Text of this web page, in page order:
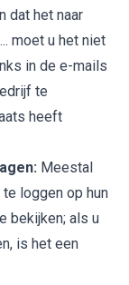
dat het naar
moet u het niet
in de e-mails
te
heeft
Meestal
loggen op hun
bekijken; als u
is het een